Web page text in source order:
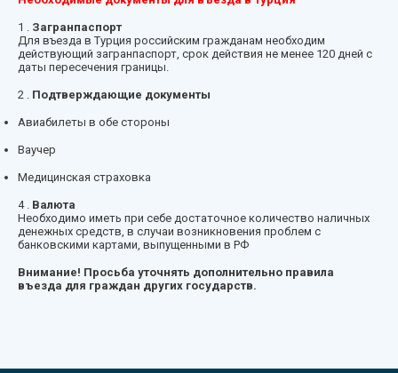
1 . Загранпаспорт
Для въезда в Турция российским гражданам необходим
действующий загранпаспорт, срок действия не менее 120 дней с
даты пересечения границы.
2 . Подтверждающие документы
Авиабилеты в обе стороны
Ваучер
Медицинская страховка
4 . Валюта
Необходимо иметь при себе достаточное количество наличных
денежных средств, в случаи возникновения проблем с
банковскими картами, выпущенными в РФ
Внимание! Просьба уточнять дополнительно правила
въезда для граждан других государств.